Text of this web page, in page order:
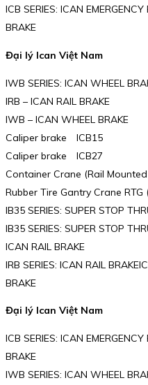
ICB SERIES: ICAN
BRAKE
Đại lý Ican Việt Nam
IWB SERIES: ICAN WHEEL
IRB – ICAN RAIL BRAKE
IWB – ICAN WHEEL BRAKE
Caliper brake ICB15
Caliper brake ICB27
Container Crane (Rail
Rubber Tire Gantry Crane RTG
IB35 SERIES: SUPER STOP
IB35 SERIES: SUPER STOP
ICAN RAIL BRAKE
IRB SERIES: ICAN RAIL
BRAKE
Đại lý Ican Việt Nam
ICB SERIES: ICAN
BRAKE
IWB SERIES: ICAN WHEEL